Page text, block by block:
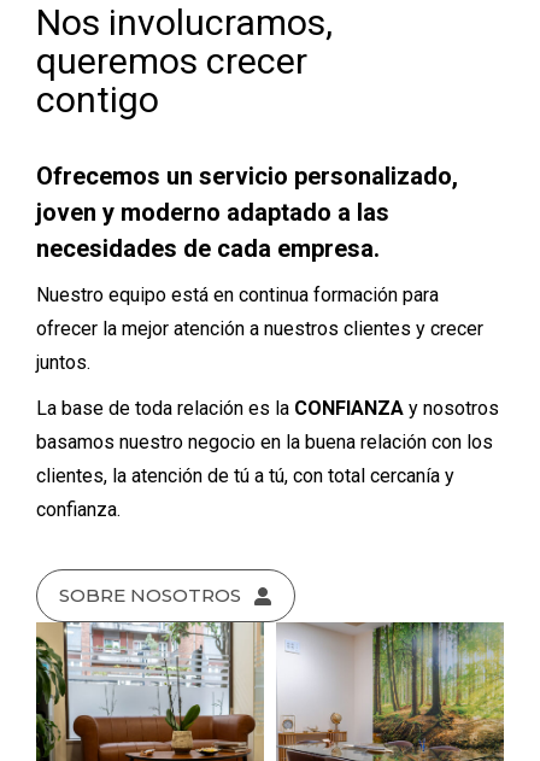
Nos involucramos,
queremos crecer
contigo
Ofrecemos un servicio personalizado,
joven y moderno adaptado a las
necesidades de cada empresa.
Nuestro equipo está en continua formación para
ofrecer la mejor atención a nuestros clientes y crecer
juntos.
La base de toda relación es la CONFIANZA y nosotros
basamos nuestro negocio en la buena relación con los
clientes, la atención de tú a tú, con total cercanía y
confianza.
SOBRE NOSOTROS